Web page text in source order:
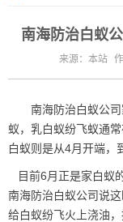
南海防治白蚁
来源：本站
南海防治白蚁公司
蚁，乳白蚁纷飞蚁通
白蚁则是从4月开端，
目前6月正是家白蚁
南海防治白蚁公司说
给白蚁纷飞火上浇油